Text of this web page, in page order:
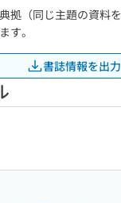
拠（同じ主題の資料
す。
書誌情報を出力